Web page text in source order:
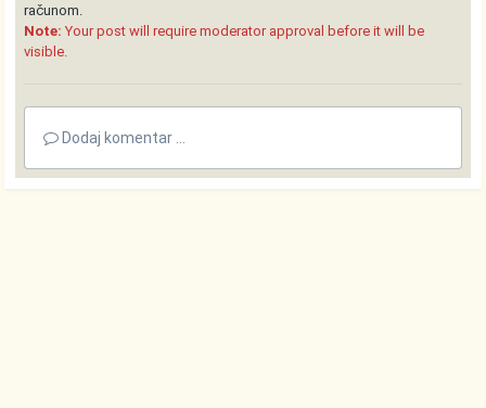
računom.
Note: Your post will require moderator approval before it will be
visible.
Dodaj komentar ...